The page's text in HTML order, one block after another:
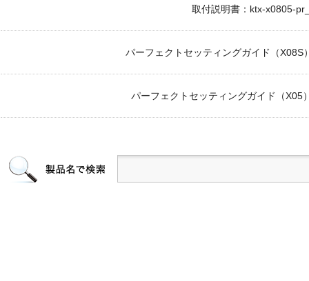
取付説明書：ktx-x0805-
パーフェクトセッティングガイド（X08S
パーフェクトセッティングガイド（X05